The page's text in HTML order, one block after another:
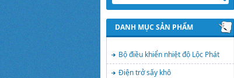
DANH MỤC SẢN PHẨM
Bộ điều khiển nhiệt độ Lộc Phát
Điện trở sấy khô